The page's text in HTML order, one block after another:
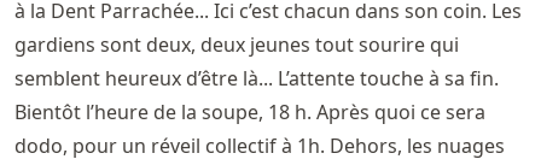
à la Dent Parrachée... Ici c’est chacun dans son coin. Les
gardiens sont deux, deux jeunes tout sourire qui
semblent heureux d’être là... L’attente touche à sa fin.
Bientôt l’heure de la soupe, 18 h. Après quoi ce sera
dodo, pour un réveil collectif à 1h. Dehors, les nuages